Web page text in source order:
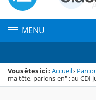
MENU
Vous êtes ici : Accueil›
ma tête, parlons-en" : au CDI